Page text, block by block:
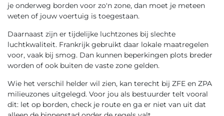
je onderweg borden voor zo'n zone, dan moet je meteen
weten of jouw voertuig is toegestaan.
Daarnaast zijn er tijdelijke luchtzones bij slechte
luchtkwaliteit. Frankrijk gebruikt daar lokale maatregelen
voor, vaak bij smog. Dan kunnen beperkingen plots breder
worden of ook buiten de vaste zone gelden.
Wie het verschil helder wil zien, kan terecht bij ZFE en ZPA
milieuzones uitgelegd. Voor jou als bestuurder telt vooral
dit: let op borden, check je route en ga er niet van uit dat